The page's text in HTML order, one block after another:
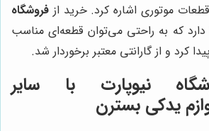
موتوری اشاره کرد. خرید از فروشگاه
که به راحتی می‌توان قطعه‌ای مناسب
کرد و از گارانتی معتبر برخوردار شد.
نیوپارت با سایر
یدکی بسترن